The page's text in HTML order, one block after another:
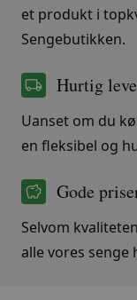
et produkt i
Sengebutikken.
Hurtig
Uanset om du
en fleksibel og
Gode
Selvom
alle vores senge